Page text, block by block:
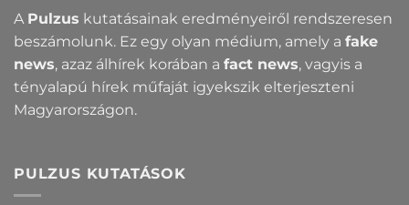
A Pulzus kutatásainak eredményeiről rendszeresen
beszámolunk. Ez egy olyan médium, amely a fake
news, azaz álhírek korában a fact news, vagyis a
tényalapú hírek műfaját igyekszik elterjeszteni
Magyarországon.
PULZUS KUTATÁSOK